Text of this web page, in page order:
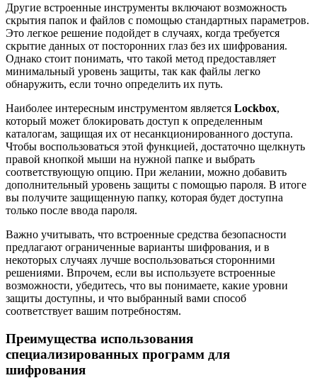
Другие встроенные инструменты включают возможность
скрытия папок и файлов с помощью стандартных параметров.
Это легкое решение подойдет в случаях, когда требуется
скрытие данных от посторонних глаз без их шифрования.
Однако стоит понимать, что такой метод предоставляет
минимальный уровень защиты, так как файлы легко
обнаружить, если точно определить их путь.
Наиболее интересным инструментом является Lockbox,
который может блокировать доступ к определенным
каталогам, защищая их от несанкционированного доступа.
Чтобы воспользоваться этой функцией, достаточно щелкнуть
правой кнопкой мыши на нужной папке и выбрать
соответствующую опцию. При желании, можно добавить
дополнительный уровень защиты с помощью пароля. В итоге
вы получите защищенную папку, которая будет доступна
только после ввода пароля.
Важно учитывать, что встроенные средства безопасности
предлагают ограниченные варианты шифрования, и в
некоторых случаях лучше воспользоваться сторонними
решениями. Впрочем, если вы используете встроенные
возможности, убедитесь, что вы понимаете, какие уровни
защиты доступны, и что выбранный вами способ
соответствует вашим потребностям.
Преимущества использования
специализированных программ для
шифрования